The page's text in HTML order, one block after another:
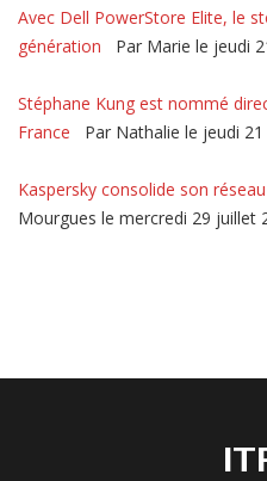
Avec Dell PowerStore Elite, le
génération
Par Marie le jeudi
Stéphane Kung est nommé
France
Par Nathalie le jeudi
Kaspersky consolide son
Mourgues le mercredi 29 juillet